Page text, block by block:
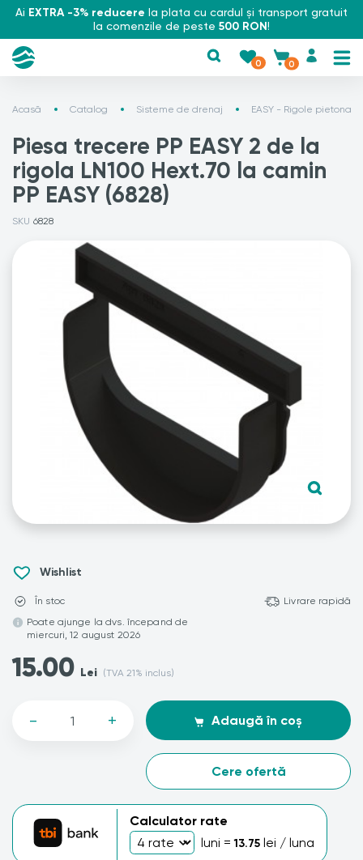
Ai EXTRA -3% reducere la plata cu cardul și transport gratuit
la comenzile de peste 500 RON!
0 0
Acasă Catalog Sisteme de drenaj EASY - Rigole pietonale
Piesa trecere PP EASY 2 de la
rigola LN100 Hext.70 la camin
PP EASY (6828)
SKU 6828
Wishlist
În stoc
Livrare rapidă
Poate ajunge la dvs. începand de
miercuri, 12 august 2026
15.00 Lei (TVA 21% inclus)
- + Adaugă în coș
Cere ofertă
Calculator rate
luni =13.75 lei / luna